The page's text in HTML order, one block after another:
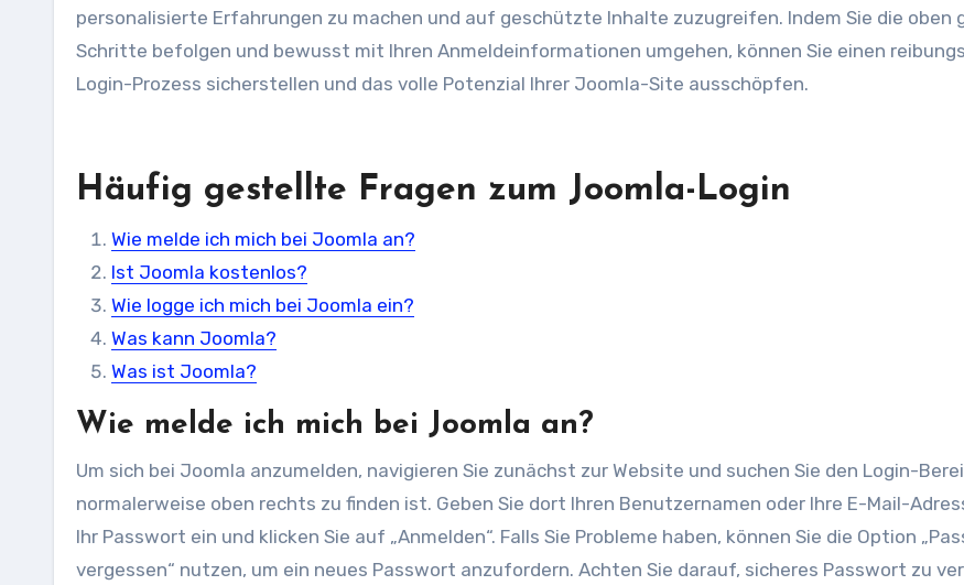
personalisierte Erfahrungen zu machen und auf geschützte Inhalte zuzugreifen. Indem Sie die oben
Schritte befolgen und bewusst mit Ihren Anmeldeinformationen umgehen, können Sie einen
Login-Prozess sicherstellen und das volle Potenzial Ihrer Joomla-Site ausschöpfen.
Häufig gestellte Fragen zum Joomla-Login
Wie melde ich mich bei Joomla an?
Ist Joomla kostenlos?
Wie logge ich mich bei Joomla ein?
Was kann Joomla?
Was ist Joomla?
Wie melde ich mich bei Joomla an?
Um sich bei Joomla anzumelden, navigieren Sie zunächst zur Website und suchen Sie den Login-
normalerweise oben rechts zu finden ist. Geben Sie dort Ihren Benutzernamen oder Ihre E-Mail-
Ihr Passwort ein und klicken Sie auf „Anmelden“. Falls Sie Probleme haben, können Sie die Option
vergessen“ nutzen, um ein neues Passwort anzufordern. Achten Sie darauf, sicheres Passwort zu